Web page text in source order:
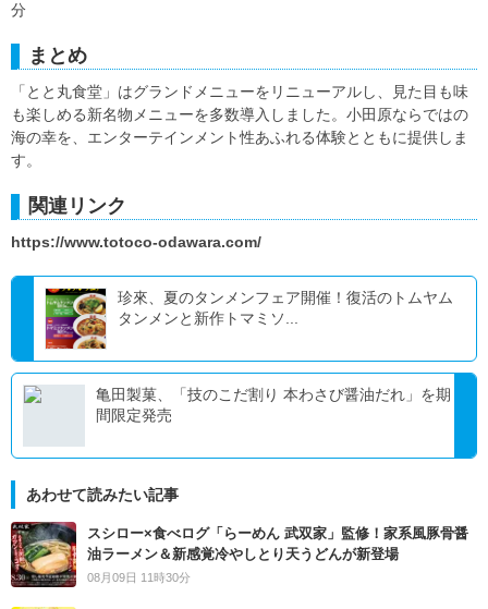
分
まとめ
「とと丸食堂」はグランドメニューをリニューアルし、見た目も味
も楽しめる新名物メニューを多数導入しました。小田原ならではの
海の幸を、エンターテインメント性あふれる体験とともに提供しま
す。
関連リンク
https://www.totoco-odawara.com/
珍來、夏のタンメンフェア開催！復活のトムヤム
タンメンと新作トマミソ...
亀田製菓、「技のこだ割り 本わさび醤油だれ」を期
間限定発売
あわせて読みたい記事
スシロー×食べログ「らーめん 武双家」監修！家系風豚骨醤
油ラーメン＆新感覚冷やしとり天うどんが新登場
08月09日 11時30分